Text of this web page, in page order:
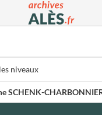
Archives municipales d'Alès
niveaux
SCHENK-